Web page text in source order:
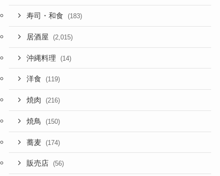
寿司・和食 (183)
居酒屋 (2,015)
沖縄料理 (14)
洋食 (119)
焼肉 (216)
焼鳥 (150)
蕎麦 (174)
販売店 (56)